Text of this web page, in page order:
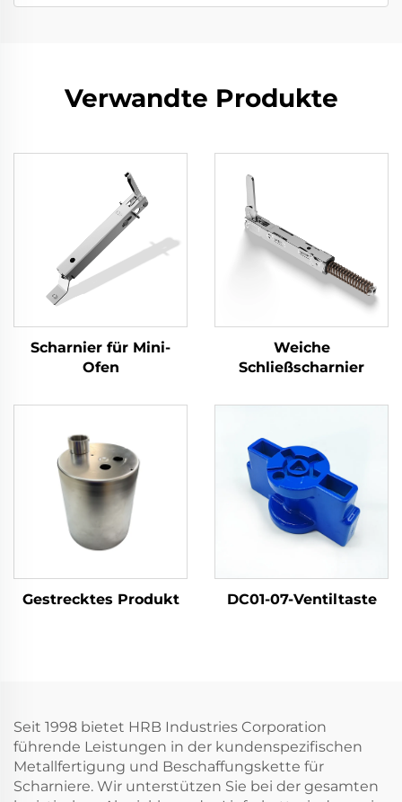
Verwandte Produkte
Scharnier für Mini-
Ofen
Weiche
Schließscharnier
Gestrecktes Produkt DC01-07-Ventiltaste
Seit 1998 bietet HRB Industries Corporation
führende Leistungen in der kundenspezifischen
Metallfertigung und Beschaffungskette für
Scharniere. Wir unterstützen Sie bei der gesamten